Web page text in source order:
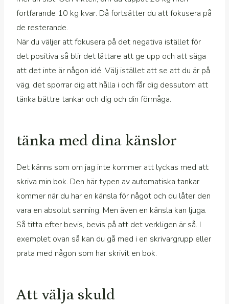
fortfarande 10 kg kvar. Då fortsätter du att fokusera på
de resterande.
När du väljer att fokusera på det negativa istället för
det positiva så blir det lättare att ge upp och att säga
att det inte är någon idé. Välj istället att se att du är på
väg, det sporrar dig att hålla i och får dig dessutom att
tänka bättre tankar och dig och din förmåga.
tänka med dina känslor
Det känns som om jag inte kommer att lyckas med att
skriva min bok. Den här typen av automatiska tankar
kommer när du har en känsla för något och du låter den
vara en absolut sanning. Men även en känsla kan ljuga.
Så titta efter bevis, bevis på att det verkligen är så. I
exemplet ovan så kan du gå med i en skrivargrupp eller
prata med någon som har skrivit en bok.
Att välja skuld